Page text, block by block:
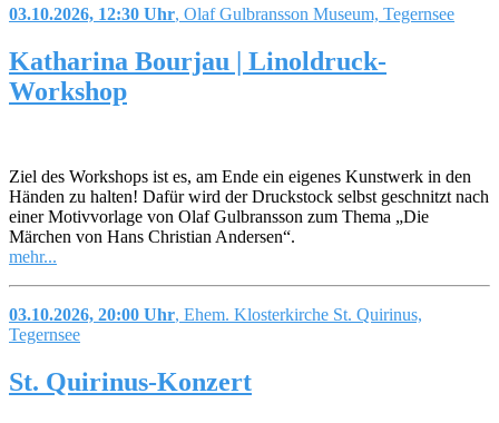
03.10.2026, 12:30 Uhr, Olaf Gulbransson Museum, Tegernsee
Katharina Bourjau | Linoldruck-
Workshop
Ziel des Workshops ist es, am Ende ein eigenes Kunstwerk in den
Händen zu halten! Dafür wird der Druckstock selbst geschnitzt nach
einer Motivvorlage von Olaf Gulbransson zum Thema „Die
Märchen von Hans Christian Andersen“.
mehr...
03.10.2026, 20:00 Uhr, Ehem. Klosterkirche St. Quirinus,
Tegernsee
St. Quirinus-Konzert